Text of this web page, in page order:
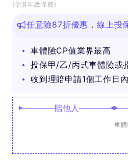
(估算年繳保費)
任意險87折優惠，線上投
車體險CP值業界最高
投保甲/乙/丙式車體險或
收到理賠申請1個工作日
賠他人
車